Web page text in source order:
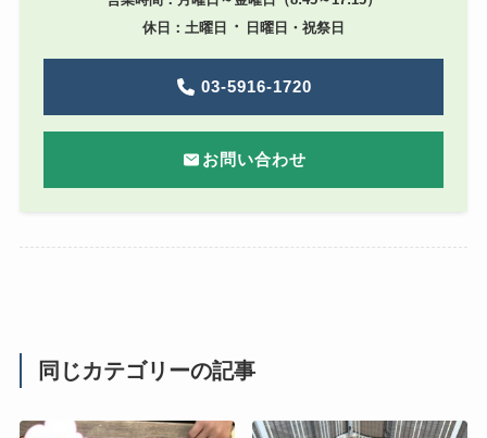
休日：土曜日
・ 日曜日・祝祭日
03-5916-1720
お問い合わせ
同じカテゴリーの記事